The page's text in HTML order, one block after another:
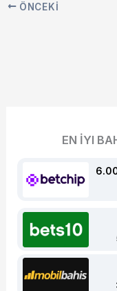
ÖNCEKI
EN İYI